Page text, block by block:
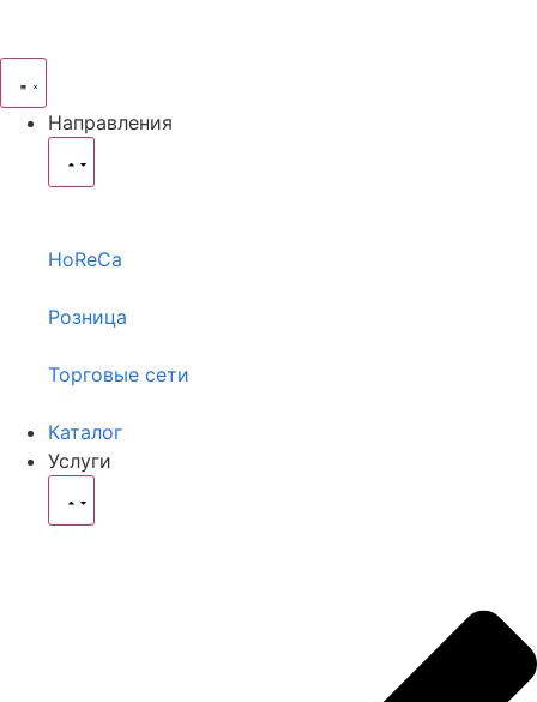
Направления
HoReCa
Розница
Торговые сети
Каталог
Услуги